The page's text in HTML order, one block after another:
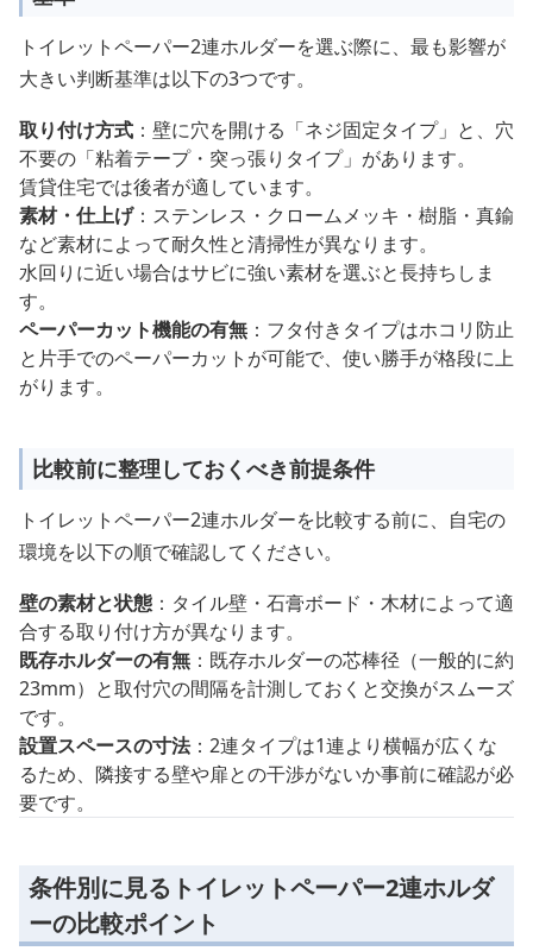
トイレットペーパー2連ホルダーを選ぶ際に、最も影響が
大きい判断基準は以下の3つです。
取り付け方式 ：壁に穴を開ける「ネジ固定タイプ」と、穴
不要の「粘着テープ・突っ張りタイプ」があります。
賃貸住宅では後者が適しています。
素材・仕上げ：ステンレス・クロームメッキ・樹脂・真鍮
など素材によって耐久性と清掃性が異なります。
水回りに近い場合はサビに強い素材を選ぶと長持ちしま
す。
ペーパーカット機能の有無 ：フタ付きタイプはホコリ防止
と片手でのペーパーカットが可能で、使い勝手が格段に上
がります。
比較前に整理しておくべき前提条件
トイレットペーパー2連ホルダーを比較する前に、自宅の
環境を以下の順で確認してください。
壁の素材と状態 ：タイル壁・石膏ボード・木材によって適
合する取り付け方が異なります。
既存ホルダーの有無 ：既存ホルダーの芯棒径（一般的に約
23mm）と取付穴の間隔を計測しておくと交換がスムーズ
です。
設置スペースの寸法：2連タイプは1連より横幅が広くな
るため、隣接する壁や扉との干渉がないか事前に確認が必
要です。
条件別に見るトイレットペーパー2連ホルダ
ーの比較ポイント